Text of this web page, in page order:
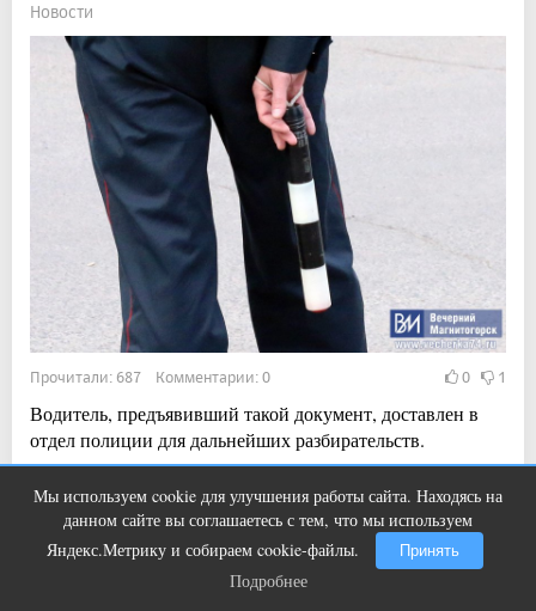
Новости
Прочитали: 687 Комментарии: 0 0 1
Водитель, предъявивший такой документ, доставлен в
отдел полиции для дальнейших разбирательств.
21:52, 4 авг 2026
Магнитогорск всё-таки примет Фестиваль
воздушных шаров
Мы используем cookie для улучшения работы сайта. Находясь на
данном сайте вы соглашаетесь с тем, что мы используем
Яндекс.Метрику и собираем cookie-файлы.
Принять
Подробнее
Ногти будут чистыми! Домашний
метод убьет грибок, возьмите 3%-ю…
Подробнее